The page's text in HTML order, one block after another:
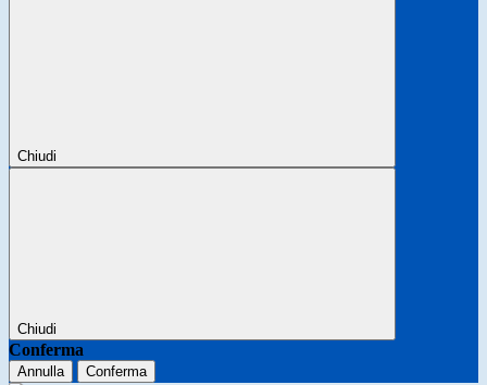
Chiudi
Chiudi
Conferma
Annulla Conferma